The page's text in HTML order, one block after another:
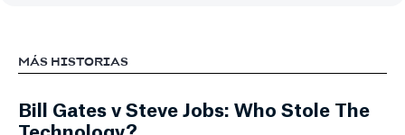
MÁS HISTORIAS
Bill Gates v Steve Jobs: Who Stole The